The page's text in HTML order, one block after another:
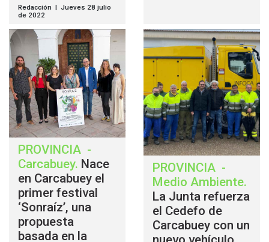
Redacción | Jueves 28 julio
de 2022
PROVINCIA -
Carcabuey. Nace
en Carcabuey el
primer festival
‘Sonraíz’, una
propuesta
basada en la
PROVINCIA -
Medio Ambiente.
La Junta refuerza
el Cedefo de
Carcabuey con un